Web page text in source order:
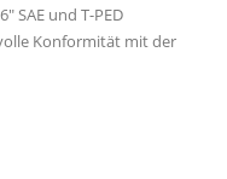
SAE und T-PED
Konformität mit der